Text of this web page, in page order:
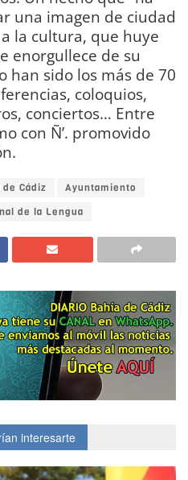
una imagen de ciudad
la cultura, que huye
enorgullece de su
han sido los más de 70
coloquios,
conciertos… Entre
con Ñ’. promovido
Cádiz
Ayuntamiento
de la Lengua
interesarte